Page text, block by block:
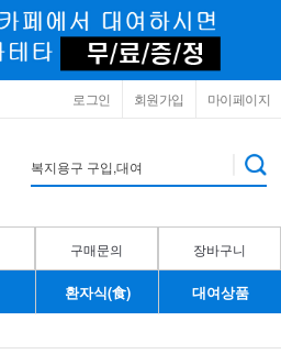
마이페이지
회원가입
로그인
구매문의 장바구니
환자식(食) 대여상품